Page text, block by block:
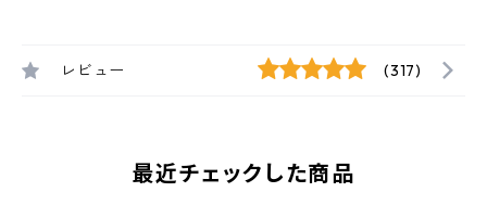
レビュー (317)
最近チェックした商品